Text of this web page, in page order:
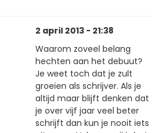
2 april 2013 - 21:38
Waarom zoveel belang
hechten aan het debuut?
Je weet toch dat je zult
groeien als schrijver. Als je
altijd maar blijft denken dat
je over vijf jaar veel beter
schrijft dan kun je nooit iets